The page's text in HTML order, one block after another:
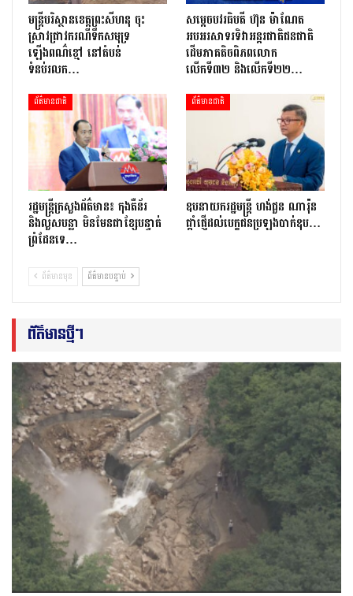
មន្រ្តីបរិស្ថានខេត្តព្រះសីហនុ ចុះ
ស្រាវជ្រាវករណីទឹកសមុទ្រ
ឡើងពណ៌ខ្មៅ នៅតំបន់
ទំនប់រលក…
សម្តេចបវរធិបតី ហ៊ុន ម៉ាណែត
អបអរសាទរទិវាអន្តរជាតិជនជាតិ
ដើមភាគតិចពិភពលោក
លើកទី៣២ និងលើកទី២២…
ព័ត៌មានជាតិ
រដ្ឋមន្ត្រីក្រសួងព័ត៌មាន៖ កុងតឺន័រ
និងលួសបន្លា មិនមែនជាខ្សែបន្ទាត់
ព្រំដែនទេ…
ព័ត៌មានជាតិ
ឧបនាយករដ្ឋមន្ត្រី ហង់ជួន ណារ៉ុន
ផ្តាំផ្ញើដល់បេក្ខជនប្រឡងបាក់ឌុប…
ព័ត៌មានមុន ព័ត៌មានបន្ទាប់
ព័ត៌មានថ្មីៗ